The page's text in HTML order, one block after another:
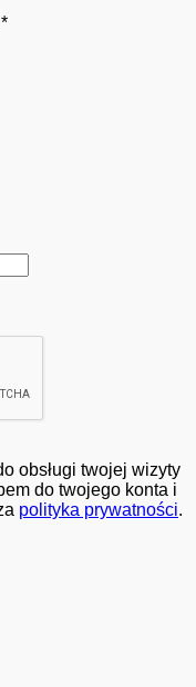
*Wymagane
obsługi twojej wizyty
do twojego konta i
polityka prywatności.